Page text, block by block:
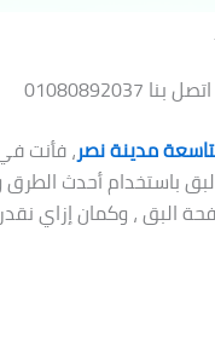
مدينة نصر، فأنت
باستخدام أحدث الطرق
البق ، وكمان إزاي